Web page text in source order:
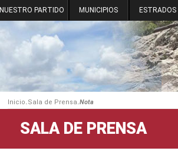
NUESTRO PARTIDO MUNICIPIOS ESTRADOS
Inicio.Sala de Prensa.Nota
SALA DE PRENSA